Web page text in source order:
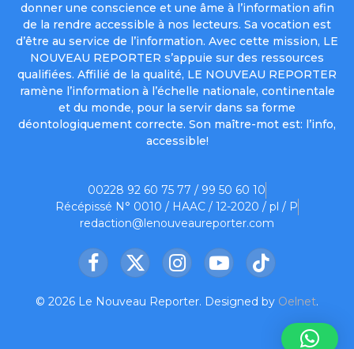
donner une conscience et une âme à l’information afin
de la rendre accessible à nos lecteurs. Sa vocation est
d’être au service de l’information. Avec cette mission, LE
NOUVEAU REPORTER s’appuie sur des ressources
qualifiées. Affilié de la qualité, LE NOUVEAU REPORTER
ramène l’information à l’échelle nationale, continentale
et du monde, pour la servir dans sa forme
déontologiquement correcte. Son maître-mot est: l’info,
accessible!
00228 92 60 75 77 / 99 50 60 10
Récépissé N° 0010 / HAAC / 12-2020 / pl / P
redaction@lenouveaureporter.com
Facebook
X
InstagramYouTubeTikTok
© 2026 Le Nouveau Reporter. Designed by Oelnet.